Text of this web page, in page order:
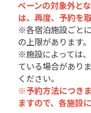
ペーンの対象外と
は、再度、予約を
※各宿泊施設ごと
の上限があります。
※施設によっては
ている場合があり
ください。
※予約方法につき
ますので、各施設